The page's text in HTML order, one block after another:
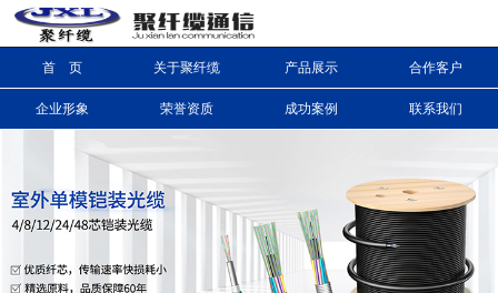
首 页 关于聚纤缆 产品展示 合作客户
企业形象 荣誉资质 成功案例 联系我们
信息搜索
搜索